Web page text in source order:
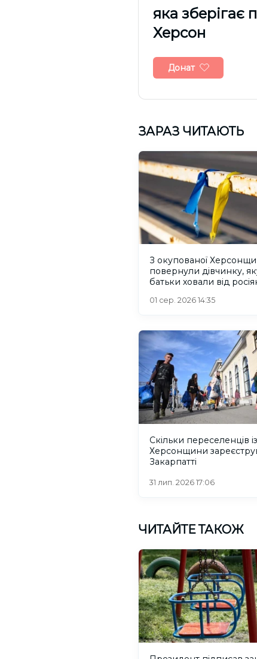
яка зберігає
Херсон
Донат
ЗАРАЗ ЧИТАЮТЬ
З окупованої
повернули дівчинку,
батьки ховали від
01 сер. 2026 14:35
Скільки переселенців із
Херсонщини
Закарпатті
31 лип. 2026 17:06
ЧИТАЙТЕ ТАКОЖ